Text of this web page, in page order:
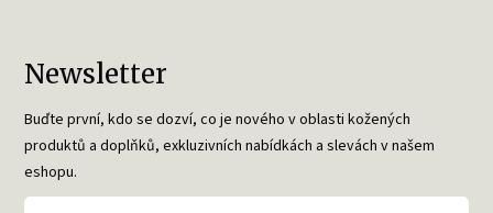
Newsletter
Buďte první, kdo se dozví, co je nového v oblasti kožených
produktů a doplňků, exkluzivních nabídkách a slevách v našem
eshopu.